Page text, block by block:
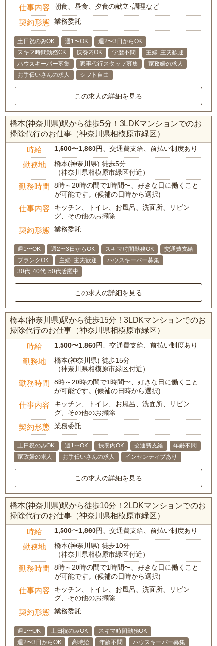
仕事内容 朝食、昼食、夕食の献立･調理など
契約形態 業務委託
土日祝のみOK 週1〜OK
週2〜3日からOK
スキマ時間勤務OK
扶養内OK 学歴不問
主婦･主夫歓迎
ハウスキーパー募集
家事代行スタッフ募集
家政婦の求人
お手伝いさんの求人
シフト自由
この求人の詳細を見る
橋本(神奈川県)駅から徒歩5分！3LDKマンションでのお
掃除代行のお仕事（神奈川県相模原市緑区）
時給 1,500〜1,860円 、交通費支給、前払い制度あり
勤務地
橋本(神奈川県) 徒歩5分
（神奈川県相模原市緑区付近）
勤務時間
8時～20時の間で1時間〜、好きな日に働くこと
が可能です。(候補の日時から選択)
仕事内容
キッチン、トイレ、お風呂、洗面所、リビン
グ、その他のお掃除
契約形態 業務委託
週1〜OK 週2〜3日からOK スキマ時間勤務OK
交通費支給
ブランクOK
主婦･主夫歓迎
ハウスキーパー募集
30代･40代･50代活躍中
この求人の詳細を見る
橋本(神奈川県)駅から徒歩15分！3LDKマンションでのお
掃除代行のお仕事（神奈川県相模原市緑区）
時給 1,500〜1,860円 、交通費支給、前払い制度あり
勤務地
橋本(神奈川県) 徒歩15分
（神奈川県相模原市緑区付近）
勤務時間
8時～20時の間で1時間〜、好きな日に働くこと
が可能です。(候補の日時から選択)
仕事内容
キッチン、トイレ、お風呂、洗面所、リビン
グ、その他のお掃除
契約形態 業務委託
土日祝のみOK 週1〜OK 扶養内OK 交通費支給
年齢不問
家政婦の求人
お手伝いさんの求人 インセンティブあり
この求人の詳細を見る
橋本(神奈川県)駅から徒歩10分！2LDKマンションでのお
掃除代行のお仕事（神奈川県相模原市緑区）
時給 1,500〜1,860円 、交通費支給、前払い制度あり
勤務地
橋本(神奈川県) 徒歩10分
（神奈川県相模原市緑区付近）
勤務時間
8時～20時の間で1時間〜、好きな日に働くこと
が可能です。(候補の日時から選択)
仕事内容
キッチン、トイレ、お風呂、洗面所、リビン
グ、その他のお掃除
契約形態 業務委託
週1〜OK 土日祝のみOK
スキマ時間勤務OK
週2〜3日からOK
高時給 年齢不問
ハウスキーパー募集